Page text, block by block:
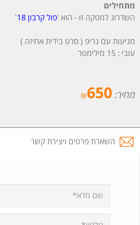
מתחילים
השדרוג למטקה זו - הוא 'פול קרבון 18 '
מגיעות עם גריפ ( סרט בידית אחיזה )
עובי : 15 מילימטר
מחיר: 650
₪
השארת פרטים ויצירת קשר